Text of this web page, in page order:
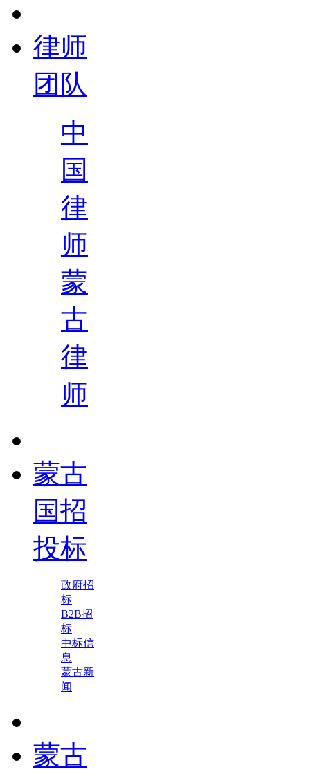
律师
团队
中
国
律
师
蒙
古
律
师
蒙古
国招
投标
政府招
标
B2B招
标
中标信
息
蒙古新
闻
蒙古